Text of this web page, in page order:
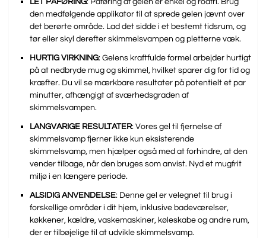
LET PÅFØRING: Påføring af gelen er enkel og rodfri. Brug
den medfølgende applikator til at sprede gelen jævnt over
det berørte område. Lad det sidde i et bestemt tidsrum, og
tør eller skyl derefter skimmelsvampen og pletterne væk.
HURTIG VIRKNING: Gelens kraftfulde formel arbejder hurtigt
på at nedbryde mug og skimmel, hvilket sparer dig for tid og
kræfter. Du vil se mærkbare resultater på potentielt et par
minutter, afhængigt af sværhedsgraden af ​​
skimmelsvampen.
LANGVARIGE RESULTATER: Vores gel til fjernelse af
skimmelsvamp fjerner ikke kun eksisterende
skimmelsvamp, men hjælper også med at forhindre, at den
vender tilbage, når den bruges som anvist. Nyd et mugfrit
miljø i en længere periode.
ALSIDIG ANVENDELSE: Denne gel er velegnet til brug i
forskellige områder i dit hjem, inklusive badeværelser,
køkkener, kældre, vaskemaskiner, køleskabe og andre rum,
der er tilbøjelige til at udvikle skimmelsvamp.